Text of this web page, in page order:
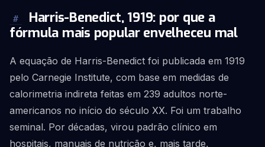
#
Harris-Benedict, 1919: por que a
fórmula mais popular envelheceu mal
A equação de Harris-Benedict foi publicada em 1919
pelo Carnegie Institute, com base em medidas de
calorimetria indireta feitas em 239 adultos norte-
americanos no início do século XX. Foi um trabalho
seminal. Por décadas, virou padrão clínico em
hospitais, manuais de nutrição e, mais tarde,